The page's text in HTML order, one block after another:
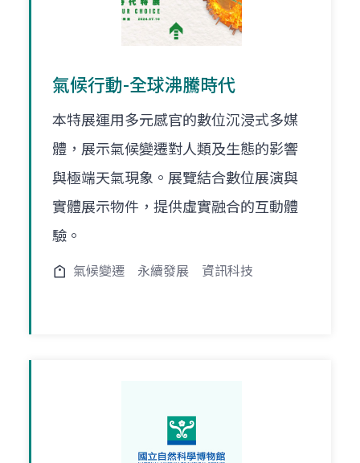
氣候行動-全球沸騰時代
本特展運用多元感官的數位沉浸式多媒
體，展示氣候變遷對人類及生態的影響
與極端天氣現象。展覽結合數位展演與
實體展示物件，提供虛實融合的互動體
驗。
氣候變遷 永續發展 資訊科技